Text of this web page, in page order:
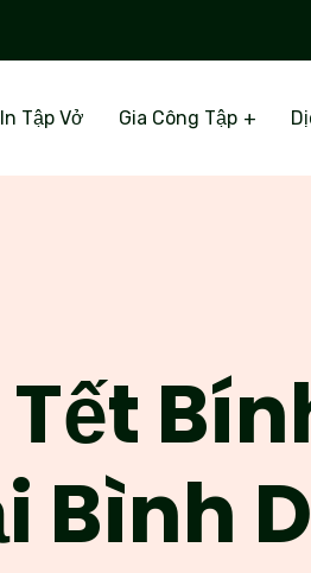
In Tập Vở Gia Công Tập
Bình